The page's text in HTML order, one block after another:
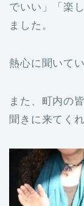
でいい」「楽
ました。
熱心に聞いて
また、町内の
聞きに来てく